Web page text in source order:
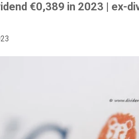
€0,389 in 2023 | ex-